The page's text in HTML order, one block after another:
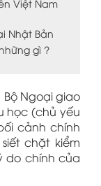
Việt Nam
Nhật Bản
gì ?
Ngoại giao
học (chủ yếu
cảnh chính
chặt kiểm
do chính của